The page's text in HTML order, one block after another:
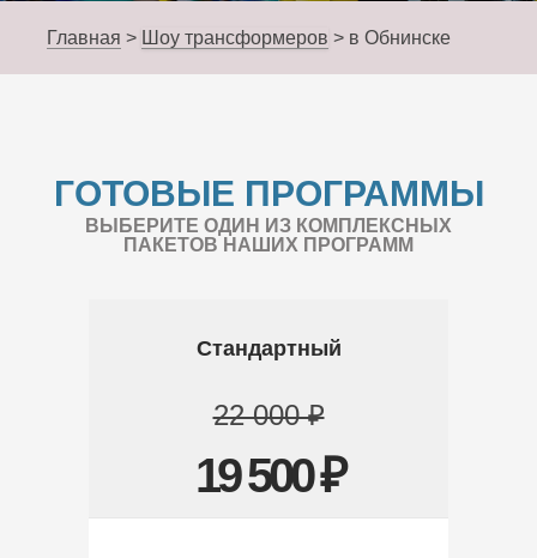
Главная > Шоу трансформеров > в Обнинске
ГОТОВЫЕ ПРОГРАММЫ
ВЫБЕРИТЕ ОДИН ИЗ КОМПЛЕКСНЫХ
ПАКЕТОВ НАШИХ ПРОГРАММ
Стандартный
22 000 ₽
19 500 ₽